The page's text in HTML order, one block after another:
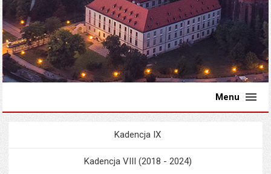
Menu
Menu
Kadencja IX
Kadencja VIII (2018 - 2024)